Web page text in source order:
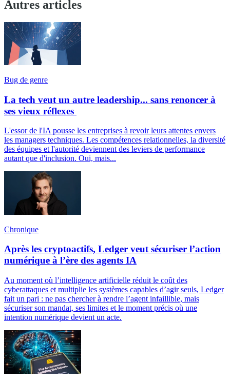
Autres articles
Bug de genre
La tech veut un autre leadership... sans renoncer à
ses vieux réflexes
L'essor de l'IA pousse les entreprises à revoir leurs attentes envers
les managers techniques. Les compétences relationnelles, la diversité
des équipes et l'autorité deviennent des leviers de performance
autant que d'inclusion. Oui, mais...
Chronique
Après les cryptoactifs, Ledger veut sécuriser l’action
numérique à l’ère des agents IA
Au moment où l’intelligence artificielle réduit le coût des
cyberattaques et multiplie les systèmes capables d’agir seuls, Ledger
fait un pari : ne pas chercher à rendre l’agent infaillible, mais
sécuriser son mandat, ses limites et le moment précis où une
intention numérique devient un acte.